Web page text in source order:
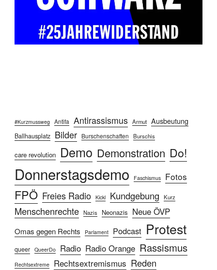
#Kurzmussweg Antifa Antirassismus Armut Ausbeutung
Ballhausplatz Bilder Burschenschaften Burschis
care revolution Demo Demonstration Do!
Donnerstagsdemo Faschismus Fotos
FPÖ Freies Radio Kickl Kundgebung Kurz
Menschenrechte Nazis Neonazis Neue ÖVP
Omas gegen Rechts Parlament Podcast Protest
queer QueerDo Radio Radio Orange Rassismus
Rechtsextreme Rechtsextremismus Reden